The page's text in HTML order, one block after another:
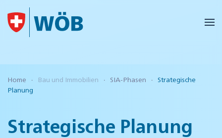
Skip to main content
Home Bau und Immobilien SIA-Phasen
Strategische
Planung
Strategische Planung